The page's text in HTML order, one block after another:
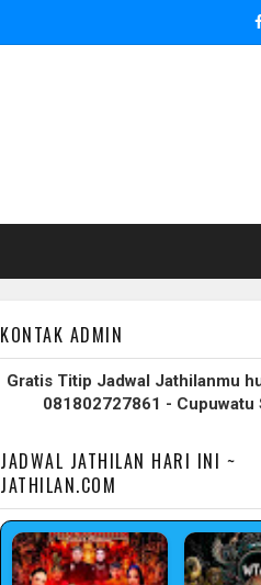
KONTAK ADMIN
Gratis Titip Jadwal Jathilanmu
081802727861 - Cupuwatu
JADWAL JATHILAN HARI INI ~
JATHILAN.COM